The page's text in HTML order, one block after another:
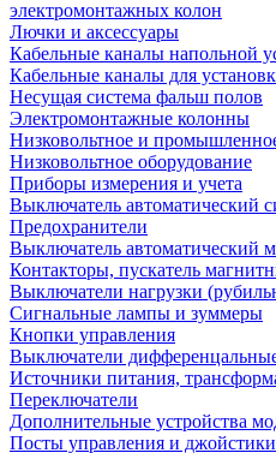
электромонтажных колон
Лючки и аксессуары
Кабельные каналы напольной
Кабельные каналы для
Несущая система фальш полов
Электромонтажные колонны
Низковольтное и
Низковольтное оборудование
Приборы измерения и учета
Выключатель автоматический
Предохранители
Выключатель автоматический
Контакторы, пускатель
Выключатели нагрузки
Сигнальные лампы и зуммеры
Кнопки управления
Выключатели
Источники питания,
Переключатели
Дополнительные устройства
Посты управления и джойстики